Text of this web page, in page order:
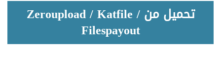
تحميل من Zeroupload / Katfile /
Filespayout